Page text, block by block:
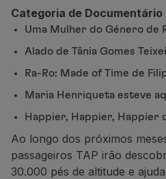
Categoria de Documentário
Uma Mulher do Género de
Alado de Tânia Gomes
Ra-Ro: Made of Time de
Maria Henriqueta esteve
Happier, Happier, Happier
Ao longo dos próximos
passageiros TAP irão
30.000 pés de altitude e